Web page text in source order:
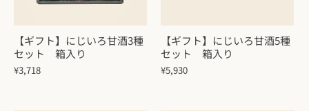
【ギフト】にじいろ甘酒3種
セット 箱入り
¥3,718
【ギフト】にじいろ甘酒5種
セット 箱入り
¥5,930